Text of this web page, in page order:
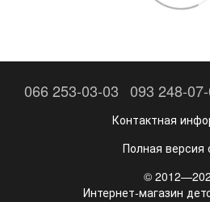
066 253-03-03 093 248-
Контактная
Полная версия
©
Интернет-магазин